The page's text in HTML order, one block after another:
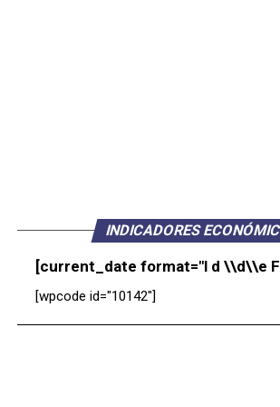
INDICADORES
[current_date format="l d \\d\\e
[wpcode id="10142"]